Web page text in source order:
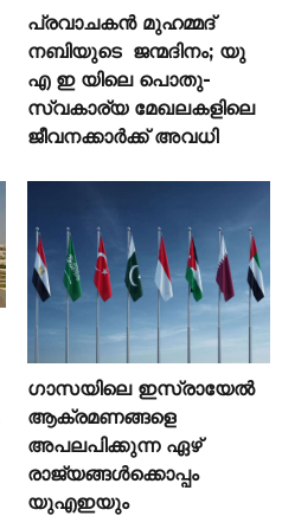
പ്രവാചകൻ മുഹമ്മദ്
നബിയുടെ ജന്മദിനം; യു
എ ഇ യിലെ പൊതു-
സ്വകാര്യ മേഖലകളിലെ
ജീവനക്കാർക്ക് അവധി
ഗാസയിലെ ഇസ്രായേൽ
ആക്രമണങ്ങളെ
അപലപിക്കുന്ന ഏഴ്
രാജ്യങ്ങൾക്കൊപ്പം
യുഎഇയും